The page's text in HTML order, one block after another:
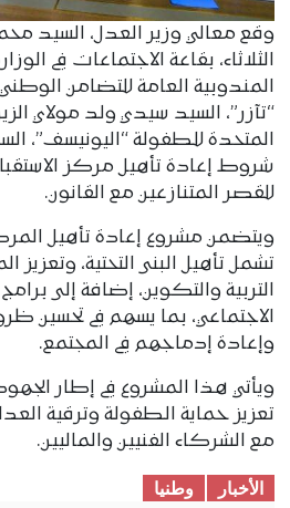
وقع معالي وزير العدل، السيد
الثلاثاء، بقاعة الاجتماعات في
المندوبية العامة للتضامن
“تآزر”، السيد سيدي ولد مولاي
المتحدة للطفولة “اليونيسف”،
شروط إعادة تأهيل مركز
للقصر المتنازعين مع القانون.
ويتضمن مشروع إعادة تأهيل
تشمل تأهيل البنى التحتية، وتعزيز
التربية والتكوين، إضافة إلى
الاجتماعي، بما يسهم في تحسين
وإعادة إدماجهم في المجتمع.
ويأتي هذا المشروع في إطار
تعزيز حماية الطفولة وترقية
مع الشركاء الفنيين والماليين.
الأخبار
وطنیا